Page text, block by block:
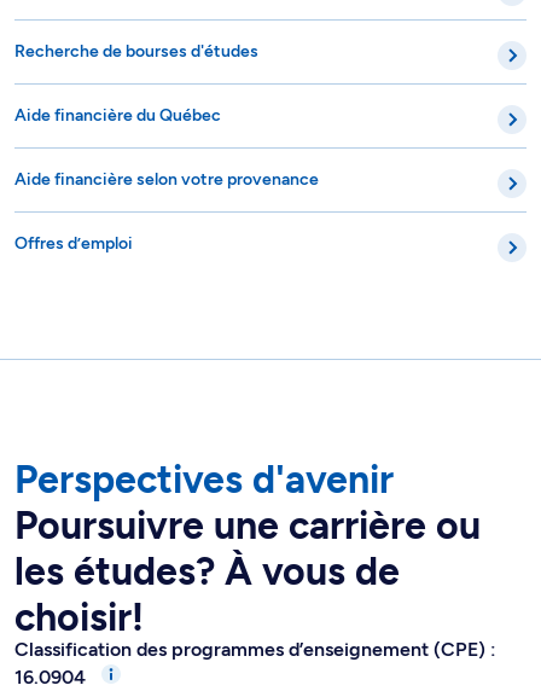
Recherche de bourses d'études
Aide financière du Québec
Aide financière selon votre provenance
Offres d’emploi
Perspectives d'avenir
Poursuivre une carrière ou
les études? À vous de
choisir!
Classification des programmes d’enseignement (CPE) :
16.0904